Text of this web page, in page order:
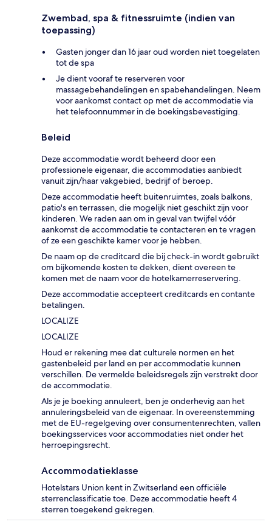
Zwembad, spa & fitnessruimte (indien van
toepassing)
Gasten jonger dan 16 jaar oud worden niet toegelaten
tot de spa
Je dient vooraf te reserveren voor
massagebehandelingen en spabehandelingen. Neem
voor aankomst contact op met de accommodatie via
het telefoonnummer in de boekingsbevestiging.
Beleid
Deze accommodatie wordt beheerd door een
professionele eigenaar, die accommodaties aanbiedt
vanuit zijn/haar vakgebied, bedrijf of beroep.
Deze accommodatie heeft buitenruimtes, zoals balkons,
patio's en terrassen, die mogelijk niet geschikt zijn voor
kinderen. We raden aan om in geval van twijfel vóór
aankomst de accommodatie te contacteren en te vragen
of ze een geschikte kamer voor je hebben.
De naam op de creditcard die bij check-in wordt gebruikt
om bijkomende kosten te dekken, dient overeen te
komen met de naam voor de hotelkamerreservering.
Deze accommodatie accepteert creditcards en contante
betalingen.
LOCALIZE
LOCALIZE
Houd er rekening mee dat culturele normen en het
gastenbeleid per land en per accommodatie kunnen
verschillen. De vermelde beleidsregels zijn verstrekt door
de accommodatie.
Als je je boeking annuleert, ben je onderhevig aan het
annuleringsbeleid van de eigenaar. In overeenstemming
met de EU-regelgeving over consumentenrechten, vallen
boekingsservices voor accommodaties niet onder het
herroepingsrecht.
Accommodatieklasse
Hotelstars Union kent in Zwitserland een officiële
sterrenclassificatie toe. Deze accommodatie heeft 4
sterren toegekend gekregen.